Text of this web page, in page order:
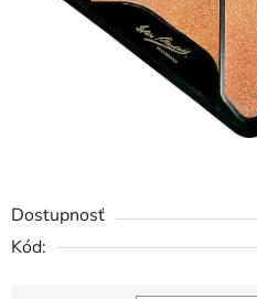
Dostupnosť
Kód: